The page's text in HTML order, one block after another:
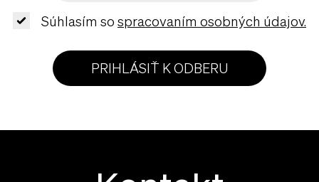
Súhlasím so spracovaním osobných údajov.
PRIHLÁSIŤ K ODBERU